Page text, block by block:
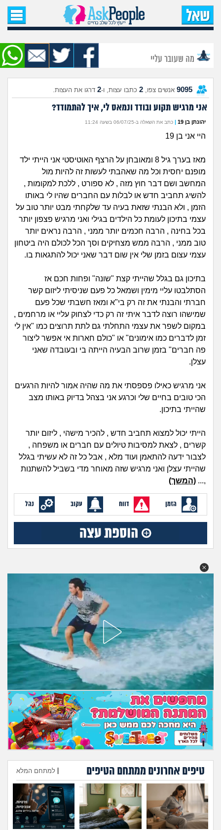
עמוד הבית
שאל שאלה
שאלות חדשות
שאלות שעוררו עניין
עצות חדשות
מתחם הטיפים
מדורים
זוגיות
היריון ולידה
מתבגרים
מהבקו"ם... ועד מתי?!
לימודים וסטודנטים
חברים ואנשים
מה שעובר עליי
שומרים על הגוף
פיננסי וכלכלה
בין הסדינים
חיות מחמד
יוקר המחיה
גאווה
חיפוש שאלות
הרשמה | התחברות
מה שעובר עליי
9095 אנשים צפו, 2 כתבו עצות, ו-2 דרגו את העצות.
אני מרגיש תקוע ובודד ונמאס לי, איך להתמודד?
יהונתן בן 19 | כתב את השאלה ב-06/07/25 בשעה 11:24
היי אני בן 19
מאז בערך גיל 8 ומאובחן על הרצף האוטיסטי אני הייתי ילד
מופנם יחסית וכל מה שאהבתי לעשות זה להיות מול
המחשב ושם דבר חוץ מזה , לא ספורט , ללכת למקומות ,
להשיג תחביב חדש או לבלות עם החברים שהיו לי באותו
הזמן , ולא הבנתי שזאת בעיה עד שלקחתי מבט יותר טוב על
עצמי בתיכון לעומת כל הילדים בגילי ואני מרגיש פצפון יותר
בכל בחינה , הרבה חכמים יותר ממני , הרבה נראים יותר
טוב ממני , הרבה ממש מצחיקים וסך הכל לכולם היה ביטחון
עצמי עצום בזמן שלי אין שום דבר שאני יכול להתגאות בו.
בתיכון גם בגלל שהייתי קצת "שונה" ופחות חכם אז
הסתלבטו עליי מימין ושמאל כל פעם שניסיתי ליזום קשר
חברתי והבנתי את זה רק בי"א ומאז חשבתי שכל פעם
שמישהו רוצה לדבר איתי זה רק כדי לצחוק עליי או מרחמים ,
במקום לשפר את עצמי התחלתי גם לתת תרוצים כמו "אין לי
זמן לדברים כמו אימונים" או "כולם חארות אי אפשר ליצור
פה חברים" בזמן שרוב הבעיה הייתה בי ובעובדה שאני
עצלן.
אני מרגיש כאילו פספסתי את מה שהיה אמור להיות הרגעים
הכי טובים בחיים שלי וכרגע אני בצהל בדיוק באותו מצב
שהייתי בתיכון.
הייתי יכול למצוא תחביב חדש , להכיר מישהי , ליזום יותר
קשרים , לצאת למסיבות טיולים עם חברים או משפחה ,
לצבור ידעה להתאמן ועוד מלא , אבל כל זה לא עשיתי בגלל
שהייתי עצלן ואני מרגיש שזה מאוחר מדי בשביל להשתנות
,... (המשך)
הזמן דווח עקוב נהל
טיפים אחרונים ממתחם הטיפים למתחם המלא
הוספת טיפ